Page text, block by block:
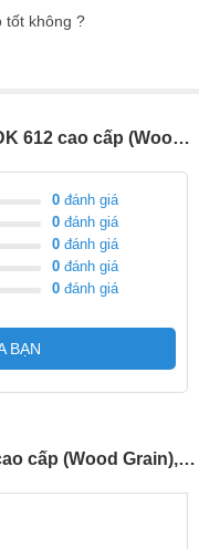
cực đại 2000W với thế
65 Hz ~20k Hz（+/-3
tới mọi không gian
tốt không ?
Reviews - Đánh giá Loa Domus DK 612 cao cấp (Wood Grain),(Giá 2 chiếc)
0 đánh giá
0 đánh giá
0 đánh giá
0 đánh giá
0 đánh giá
BẠN
0 Bình luận Loa Domus DK 612 cao cấp (Wood Grain),(Giá 2 chiếc)